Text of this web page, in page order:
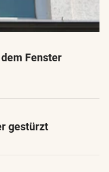
Fenster
gestürzt